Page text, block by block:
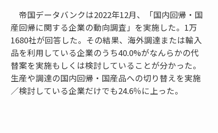
帝国データバンクは2022年12月、「国内回帰・国
産回帰に関する企業の動向調査」を実施した。1万
1680社が回答した。その結果、海外調達または輸入
品を利用している企業のうち40.0%がなんらかの代
替案を実施もしくは検討していることが分かった。
生産や調達の国内回帰・国産品への切り替えを実施
／検討している企業だけでも24.6％に上った。